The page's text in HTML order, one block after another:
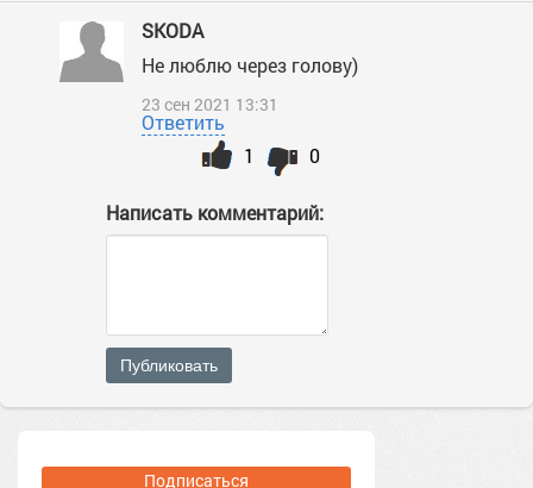
SKODA
Не люблю через голову)
23 сен 2021 13:31
Ответить
0
1
Написать комментарий:
Публиковать
Подписаться